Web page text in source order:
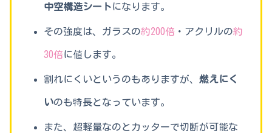
中空構造シートになります。
その強度は、ガラスの約200倍 ・アクリルの約
30倍に値します。
割れにくいというのもありますが、燃えにく
いのも特長となっています。
また、超軽量なのとカッターで切断が可能な